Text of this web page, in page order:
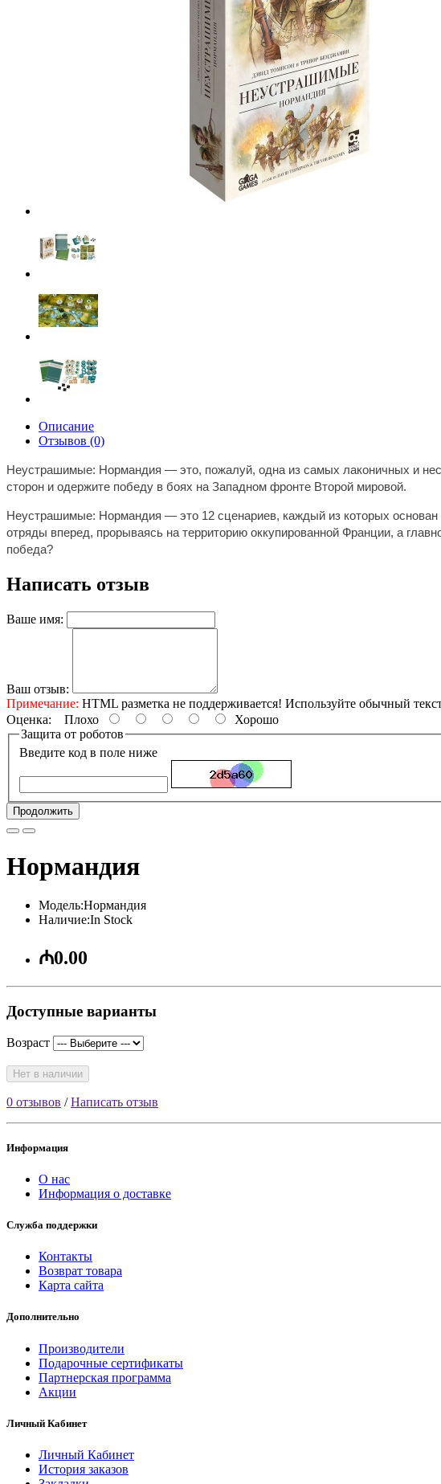
Описание
Отзывов (0)
Неустрашимые: Нормандия — это, пожалуй, одна из самых лаконичных и
сторон и одержите победу в боях на Западном фронте Второй мировой.
Неустрашимые: Нормандия — это 12 сценариев, каждый из которых
отряды вперед, прорываясь на территорию оккупированной Франции, а
победа?
Написать отзыв
Ваше имя:
Ваш отзыв:
Примечание: HTML разметка не поддерживается! Используйте обычный
Оценка: Плохо
Хорошо
Защита от роботов
Введите код в поле ниже
Продолжить
Нормандия
Модель:Нормандия
Наличие:In Stock
₼0.00
Доступные варианты
Возраст
Нет в наличии
0 отзывов /Написать отзыв
Информация
О нас
Информация о доставке
Служба поддержки
Контакты
Возврат товара
Карта сайта
Дополнительно
Производители
Подарочные сертификаты
Партнерская программа
Акции
Личный Кабинет
Личный Кабинет
История заказов